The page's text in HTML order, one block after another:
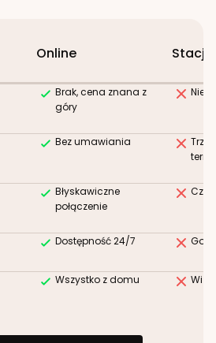
Online
Brak, cena znana z
góry
Bez umawiania
Błyskawiczne
połączenie
Dostępność 24/7
Wszystko z domu